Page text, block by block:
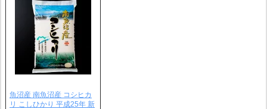
魚沼産 南魚沼産 コシヒカ
リ こしひかり 平成25年 新